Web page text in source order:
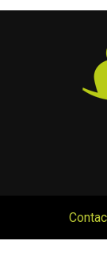
© Cosas de